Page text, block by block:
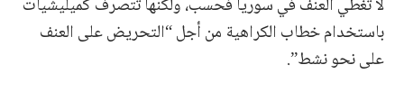
باستخدام خطاب الكراهية من أجل “التحريض على العنف
على نحو نشط”.